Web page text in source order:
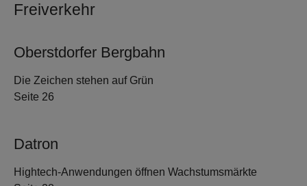
Freiverkehr
Oberstdorfer Bergbahn
Die Zeichen stehen auf Grün
Seite 26
Datron
Hightech-Anwendungen öffnen Wachstumsmärkte